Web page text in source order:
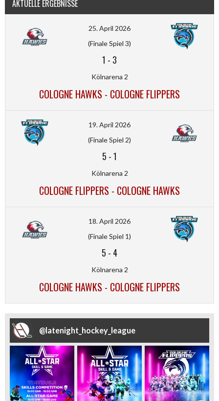
AKTUELLE ERGEBNISSE
25. April 2026
(Finale Spiel 3)
1 - 3
Kölnarena 2
COLOGNE HAWKS - COLOGNE FLIPPERS
19. April 2026
(Finale Spiel 2)
5 -1
Kölnarena 2
COLOGNE FLIPPERS - COLOGNE HAWKS
18. April 2026
(Finale Spiel 1)
5 - 4
Kölnarena 2
COLOGNE HAWKS - COLOGNE FLIPPERS
@latenight_hockey_league